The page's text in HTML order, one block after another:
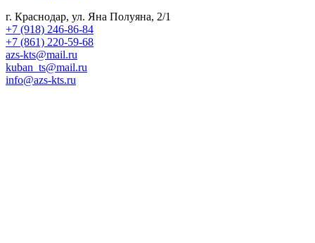
г. Краснодар, ул. Яна Полуяна, 2/1
+7 (918) 246-86-84
+7 (861) 220-59-68
azs-kts@mail.ru
kuban_ts@mail.ru
info@azs-kts.ru